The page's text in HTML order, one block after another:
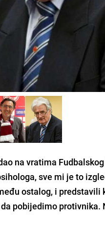
na vratima
sve mi je to
ostalog, i predstavili
pobijedimo protivnika.